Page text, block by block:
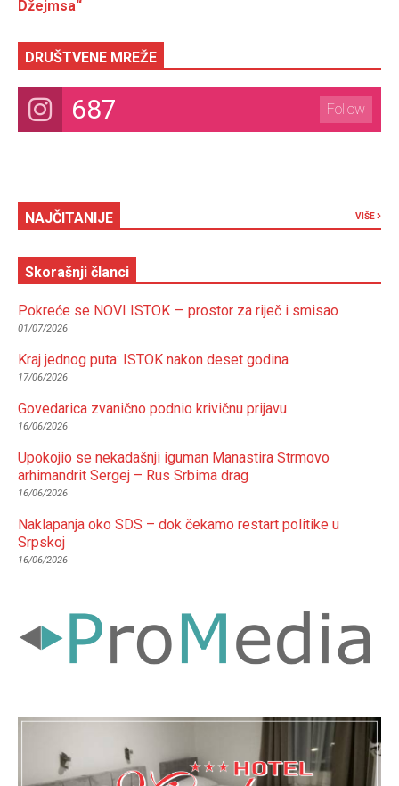
Džejmsa“
DRUŠTVENE MREŽE
687 Follow
NAJČITANIJE VIŠE
Skorašnji članci
Pokreće se NOVI ISTOK — prostor za riječ i smisao
01/07/2026
Kraj jednog puta: ISTOK nakon deset godina
17/06/2026
Govedarica zvanično podnio krivičnu prijavu
16/06/2026
Upokojio se nekadašnji iguman Manastira Strmovo
arhimandrit Sergej – Rus Srbima drag
16/06/2026
Naklapanja oko SDS – dok čekamo restart politike u
Srpskoj
16/06/2026